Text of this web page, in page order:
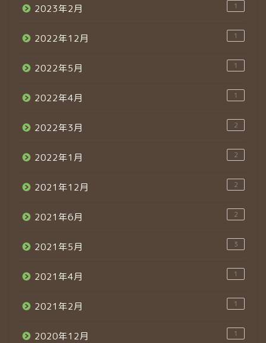
2023年2月 1
2022年12月 1
2022年5月 1
2022年4月 1
2022年3月 2
2022年1月 2
2021年12月 2
2021年6月 2
2021年5月 3
2021年4月 1
2021年2月 1
2020年12月 1